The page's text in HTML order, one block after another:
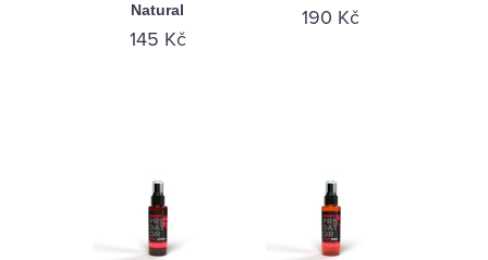
Natural
145 Kč
190 Kč